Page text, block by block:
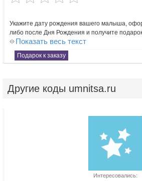
Укажите дату рождения вашего малыша,
либо после Дня Рождения и получите
Показать весь текст
Подарок к заказу
Другие коды umnitsa.ru
Интересовались: